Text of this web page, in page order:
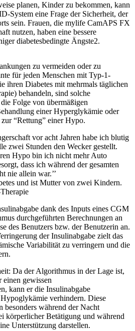
planen, Kinder zu bekommen, kann
System eine Frage der Sicherheit, der
sein. Frauen, die mylife CamAPS FX
nutzen, haben eine bessere
diabetesbedingte Ängste2.
zu vermeiden oder zu
für jeden Menschen mit Typ-1-
ihren Diabetes mit mehrmals täglichen
behandeln, sind solche
Folge von übermäßigen
einer Hyperglykämie oder
“Rettung” einer Hypo.
vor acht Jahren habe ich blutig
zwei Stunden den Wecker gestellt.
Hypo bin ich nicht mehr Auto
dass ich während der gesamten
nie allein war.’’
und ist Mutter von zwei Kindern.
dank des Inputs eines CGM
durchgeführten Berechnungen an
des Benutzers bzw. der Benutzerin an.
der Insulinabgabe zielt das
Variabilität zu verringern und die
Da der Algorithmus in der Lage ist,
gewissen
kann er die Insulinabgabe
verhindern. Diese
besonders während der Nacht
körperlicher Betätigung und während
Unterstützung darstellen.